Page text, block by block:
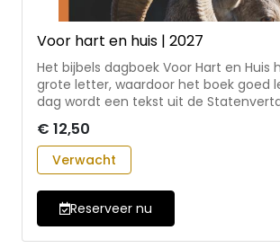
Voor hart en huis | 2027
Het bijbels dagboek Voor Hart en Huis
grote letter, waardoor het boek goed
dag wordt een tekst uit de
zingen Psalm uit de berijming 1773
dagboek voor twaalf maanden, waarin
maand één bijbelboek wordt
uitzondering van de christelijke
waarvoor een vrije tekstkeuze is) Medewerkers aan
deze uitgave zijn: ds. A. van Heteren, ds.
D.J. Budding, ds. H. Polinder en drs. J.P.
€ 12,50
Verwacht
Reserveer nu